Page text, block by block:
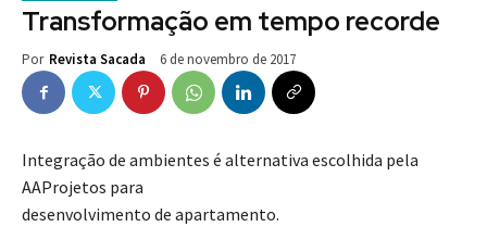
Transformação em tempo recorde
Por Revista Sacada 6 de novembro de 2017
Integração de ambientes é alternativa escolhida pela
AAProjetos para
desenvolvimento de apartamento.